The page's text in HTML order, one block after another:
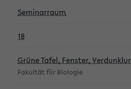
Seminarraum
18
Grüne Tafel, Fenster,
Fakultät für Biologie